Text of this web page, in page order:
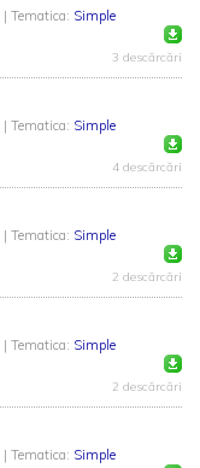
| Tematica: Simple
3 descărcări
| Tematica: Simple
4 descărcări
| Tematica: Simple
2 descărcări
| Tematica: Simple
2 descărcări
| Tematica: Simple